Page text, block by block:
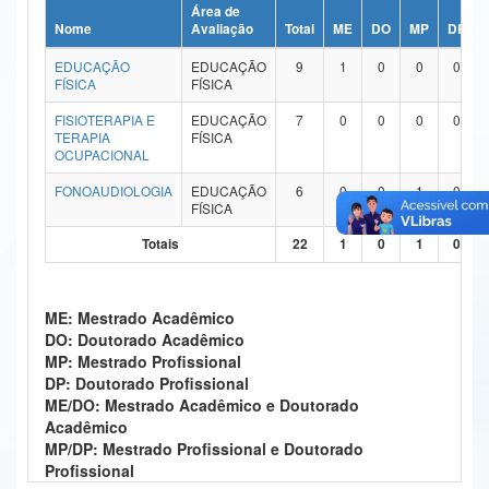
Ministério da Ciência, Tecnologia, Inovações e Comunicações
Ministério do Meio Ambiente
Ministério do Turismo
Ministério do Desenvolvimento Regional
Controladoria-Geral da União
Ministério da Mulher, da Família e dos Direitos Humanos
Secretaria de Governo
Gabinete de Segurança Institucional
Advocacia-Geral da União
Banco Central do Brasil
Nome
Área de
Avaliação
Total ME DO MP DP
EDUCAÇÃO
FÍSICA
EDUCAÇÃO
FÍSICA
9 1 0 0 0
FISIOTERAPIA E
TERAPIA
OCUPACIONAL
EDUCAÇÃO
FÍSICA
7 0 0 0 0
FONOAUDIOLOGIA
EDUCAÇÃO
FÍSICA
6 0 0 1 0
Totais 22 1 0 1 0
ME: Mestrado Acadêmico
DO: Doutorado Acadêmico
MP: Mestrado Profissional
DP: Doutorado Profissional
ME/DO: Mestrado Acadêmico e Doutorado
Acadêmico
MP/DP: Mestrado Profissional e Doutorado
Profissional